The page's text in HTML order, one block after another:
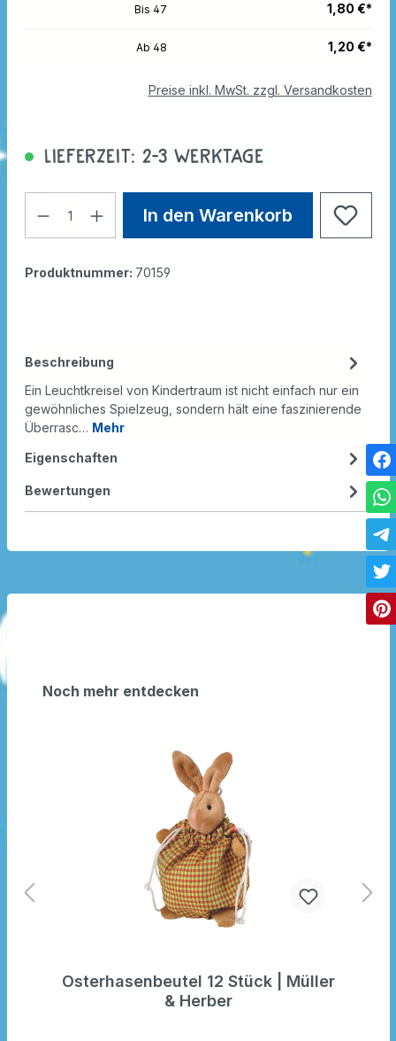
Bis 47 1,80 €*
Ab 48 1,20 €*
Preise inkl. MwSt. zzgl. Versandkosten
Lieferzeit: 2-3 Werktage
In den Warenkorb
Produktnummer: 70159
Beschreibung
Ein Leuchtkreisel von Kindertraum ist nicht einfach nur ein
gewöhnliches Spielzeug, sondern hält eine faszinierende
Überrasc… Mehr
Eigenschaften
Bewertungen
Noch mehr entdecken
Osterhasenbeutel 12 Stück | Müller
& Herber